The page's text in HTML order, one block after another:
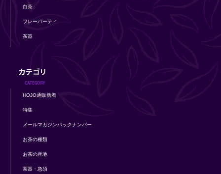
白茶
フレーバーティ
茶器
HOJO通販新着
特集
メールマガジンバックナンバー
お茶の種類
お茶の産地
茶器・急須